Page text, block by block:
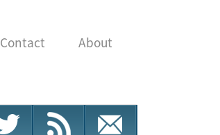
Contact About